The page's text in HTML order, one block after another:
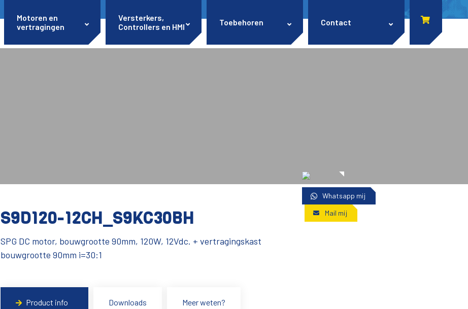
Motoren en
vertragingen
Versterkers,
Controllers en HMI
Toebehoren Contact
Whatsapp mij
Mail mij
S9D120-12CH_S9KC30BH
SPG DC motor, bouwgrootte 90mm, 120W, 12Vdc. + vertragingskast
bouwgrootte 90mm i=30:1
Product info Downloads Meer weten?